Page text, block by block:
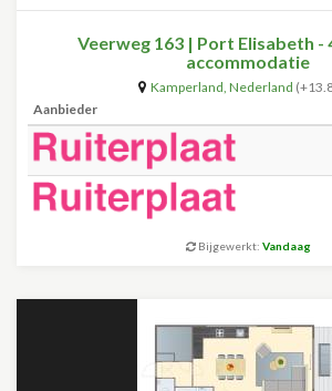
Veerweg 163 | Port Elisabeth -
accommodatie
Kamperland, Nederland
Aanbieder
Bijgewerkt: Vandaag